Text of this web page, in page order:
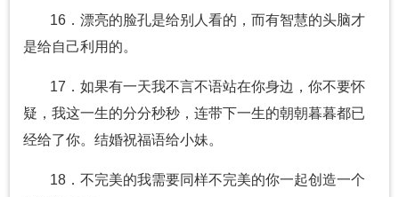
16．漂亮的脸孔是给别人看的，而有智慧的头脑才
是给自己利用的。
17．如果有一天我不言不语站在你身边，你不要怀
疑，我这一生的分分秒秒，连带下一生的朝朝暮暮都已
经给了你。结婚祝福语给小妹。
18．不完美的我需要同样不完美的你一起创造一个